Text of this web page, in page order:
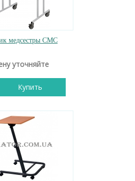
медсестры СМС
уточняйте
Купить